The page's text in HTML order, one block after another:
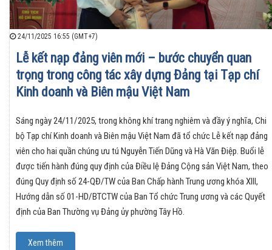
24/11/2025 16:55 (GMT+7)
Lễ kết nạp đảng viên mới – bước chuyển quan
trọng trong công tác xây dựng Đảng tại Tạp chí
Kinh doanh và Biên mậu Việt Nam
Sáng ngày 24/11/2025, trong không khí trang nghiêm và đầy ý nghĩa, Chi
bộ Tạp chí Kinh doanh và Biên mậu Việt Nam đã tổ chức Lễ kết nạp đảng
viên cho hai quần chúng ưu tú Nguyễn Tiến Dũng và Hà Văn Điệp. Buổi lễ
được tiến hành đúng quy định của Điều lệ Đảng Cộng sản Việt Nam, theo
đúng Quy định số 24-QĐ/TW của Ban Chấp hành Trung ương khóa XIII,
Hướng dẫn số 01-HD/BTCTW của Ban Tổ chức Trung ương và các Quyết
định của Ban Thường vụ Đảng ủy phường Tây Hồ.
Xem thêm